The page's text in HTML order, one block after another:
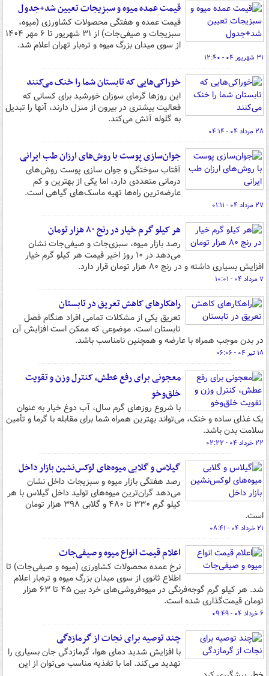
قیمت عمده میوه و سبزیجات تعیین شد+جدول
قیمت عمده و هفتگی محصولات کشاورزی (میوه،
سبزیجات و صیفی‌جات) از ۳۱ شهریور تا ۶ مهر ۱۴۰۴
از سوی میدان بزرگ میوه و تره‌بار تهران اعلام شد.
۳۱ شهریور ۰۴ - ۱۲:۴۰
خوراکی‌هایی که تابستان شما را خنک می‌کنند
این روزها گرمای سوزان خورشید برای کسانی که
فعالیت بیشتری در بیرون از منزل دارند، آنها را تبدیل
به گلوله آتش می‌کند.
۲۸ مرداد ۰۴ - ۰۴:۱۴
جوان‌سازی پوست با روش‌های ارزان طب ایرانی
آفتاب سوختگی و جوان سازی پوست روش‌های
درمانی متعددی دارد، اما یکی از بهترین و کم
عارضه‌ترین راه‌ها تهیه ماسک‌های گیاهی است.
۲۷ مرداد ۰۴ - ۰۱:۱۱
هر کیلو گرم خیار در رنج ۸۰ هزار تومان
رصد بازار میوه، سبزی‌جات و صیفی‌جات نشان
می‌دهد در ۱۰ روز اخیر قیمت هر کیلو گرم خیار
افزایش بسیاری داشته و در رنج ۸۰ هزار تومان قرار دارد.
۷ مرداد ۰۴ - ۱۰:۰۱
راهکارهای کاهش تعریق در تابستان
تعریق یکی از مشکلات تمامی افراد هنگام فصل
تابستان است. موضوعی که ممکن است افزایش آن
در بدن موجب همراه با عارضه و همچنین نامناسب باشد.
۱۸ تیر ۰۴ - ۰۶:۰۶
معجونی برای رفع عطش، کنترل وزن و تقویت
خلق‌وخو
با شروع روزهای گرم سال، آب دوغ خیار به عنوان
یک غذای ساده و خنک، می‌تواند بهترین همراه شما برای مقابله با گرما و تأمین
سلامت بدن باشد.
۲۲ خرداد ۰۴ - ۰۲:۲۲
گیلاس و گلابی میوه‌های لوکس‌نشین بازار داخل
رصد هفتگی بازار میوه و سبزیجات داخل نشان
می‌دهد گران‌ترین میوه‌های تولید داخل گیلاس با هر
کیلو گرم ۳۳۰ تا ۴۸۰ و گلابی ۳۹۸ هزار تومان
است.
۲۱ خرداد ۰۴ - ۰۸:۴۱
اعلام قیمت انواع میوه و صیفی‌جات
نرخ عمده محصولات کشاورزی (میوه و صیفی‌جات) تا
اطلاع ثانوی از سوی میدان بزرگ میوه و تره‌بار اعلام
شد. هر کیلو گرم گوجه‌فرنگی در میوه‌فروشی‌های خرد بین ۴۵ تا ۶۳ هزار
تومان قیمت‌گذاری شده است.
۶ خرداد ۰۴ - ۰۹:۴۹
چند توصیه برای نجات از گرمازدگی
با افزایش شدید دمای هوا، گرمازدگی جان بسیاری را
تهدید می‌کند. اما با تغذیه مناسب می‌توان از این